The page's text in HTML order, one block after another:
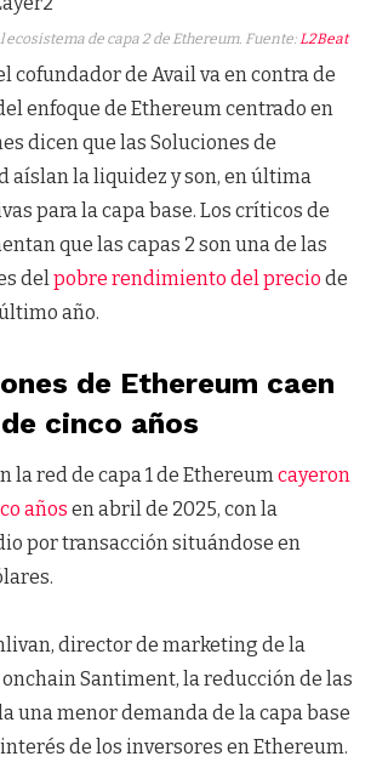
de capa 2 de Ethereum. Fuente: L2Beat
cofundador de Avail va en contra de
enfoque de Ethereum centrado en
dicen que las Soluciones de
aíslan la liquidez y son, en última
para la capa base. Los críticos de
que las capas 2 son una de las
del pobre rendimiento del precio de
año.
de Ethereum caen
cinco años
la red de capa 1 de Ethereum cayeron
años en abril de 2025, con la
por transacción situándose en
director de marketing de la
Santiment, la reducción de las
una menor demanda de la capa base
de los inversores en Ethereum.